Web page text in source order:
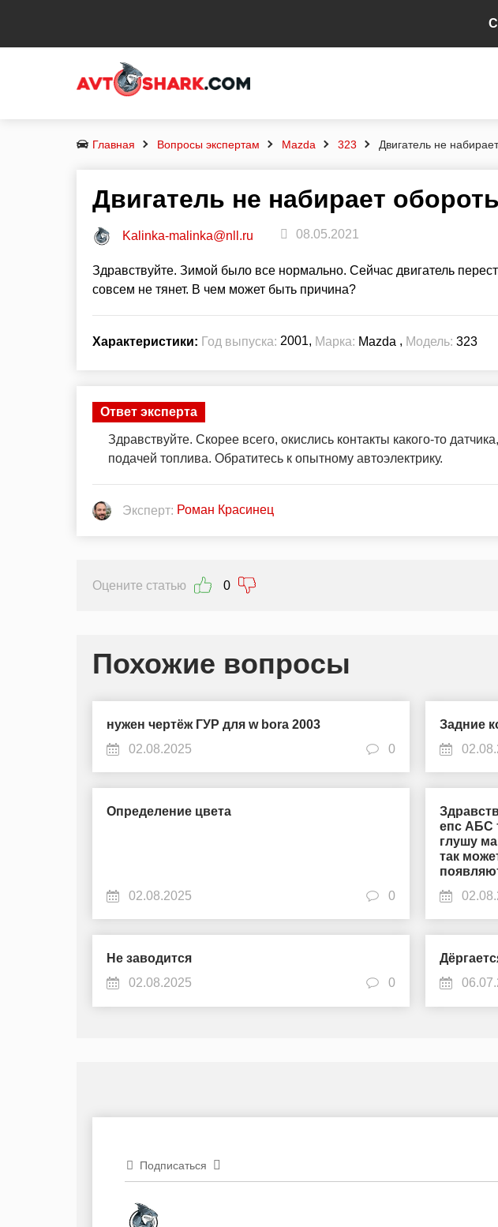
Главная Вопросы экспертам Mazda 323 Двигатель не
Двигатель не набирает
Kalinka-malinka@nll.ru 08.05.2021
Здравствуйте. Зимой было все нормально. Сейчас двигатель
совсем не тянет. В чем может быть причина?
Характеристики: Год выпуска: 2001, Марка: Mazda , Модель: 323
Ответ эксперта
Здравствуйте. Скорее всего, окислись контакты какого-то
подачей топлива. Обратитесь к опытному автоэлектрику.
Эксперт: Роман Красинец
Оцените статью 0
Похожие вопросы
нужен чертёж ГУР для w bora 2003
02.08.2025
0
Задние
Определение цвета
02.08.2025 0
епс АБС
глушу
так
Не заводится
02.08.2025
0
Подписаться